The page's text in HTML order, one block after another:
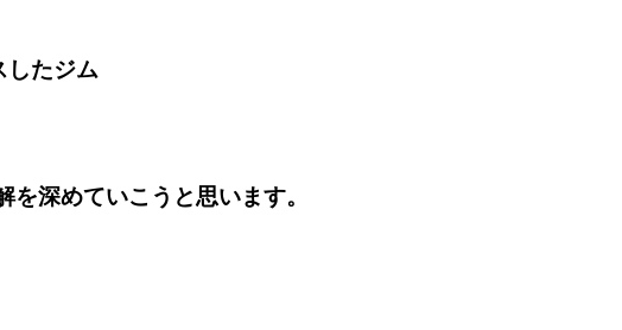
したジム
を深めていこうと思います。